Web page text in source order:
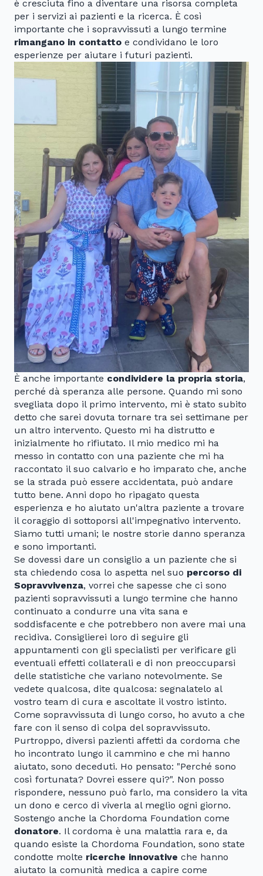
è cresciuta fino a diventare una risorsa completa
per i servizi ai pazienti e la ricerca. È così
importante che i sopravvissuti a lungo termine
rimangano in contatto e condividano le loro
esperienze per aiutare i futuri pazienti.
È anche importante condividere la propria storia,
perché dà speranza alle persone. Quando mi sono
svegliata dopo il primo intervento, mi è stato subito
detto che sarei dovuta tornare tra sei settimane per
un altro intervento. Questo mi ha distrutto e
inizialmente ho rifiutato. Il mio medico mi ha
messo in contatto con una paziente che mi ha
raccontato il suo calvario e ho imparato che, anche
se la strada può essere accidentata, può andare
tutto bene. Anni dopo ho ripagato questa
esperienza e ho aiutato un'altra paziente a trovare
il coraggio di sottoporsi all'impegnativo intervento.
Siamo tutti umani; le nostre storie danno speranza
e sono importanti.
Se dovessi dare un consiglio a un paziente che si
sta chiedendo cosa lo aspetta nel suo percorso di
Sopravvivenza, vorrei che sapesse che ci sono
pazienti sopravvissuti a lungo termine che hanno
continuato a condurre una vita sana e
soddisfacente e che potrebbero non avere mai una
recidiva. Consiglierei loro di seguire gli
appuntamenti con gli specialisti per verificare gli
eventuali effetti collaterali e di non preoccuparsi
delle statistiche che variano notevolmente. Se
vedete qualcosa, dite qualcosa: segnalatelo al
vostro team di cura e ascoltate il vostro istinto.
Come sopravvissuta di lungo corso, ho avuto a che
fare con il senso di colpa del sopravvissuto.
Purtroppo, diversi pazienti affetti da cordoma che
ho incontrato lungo il cammino e che mi hanno
aiutato, sono deceduti. Ho pensato: "Perché sono
così fortunata? Dovrei essere qui?". Non posso
rispondere, nessuno può farlo, ma considero la vita
un dono e cerco di viverla al meglio ogni giorno.
Sostengo anche la Chordoma Foundation come
donatore. Il cordoma è una malattia rara e, da
quando esiste la Chordoma Foundation, sono state
condotte molte ricerche innovative che hanno
aiutato la comunità medica a capire come